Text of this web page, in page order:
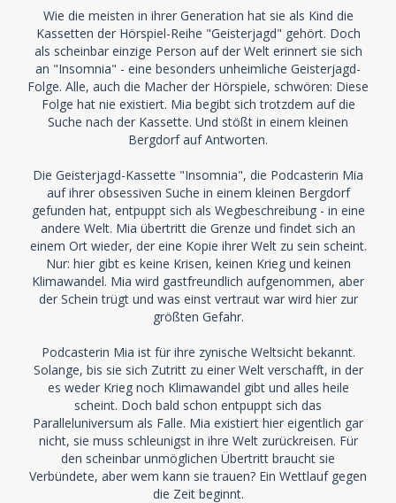
Wie die meisten in ihrer Generation hat sie als Kind die
Kassetten der Hörspiel-Reihe "Geisterjagd" gehört. Doch
als scheinbar einzige Person auf der Welt erinnert sie sich
an "Insomnia" - eine besonders unheimliche Geisterjagd-
Folge. Alle, auch die Macher der Hörspiele, schwören: Diese
Folge hat nie existiert. Mia begibt sich trotzdem auf die
Suche nach der Kassette. Und stößt in einem kleinen
Bergdorf auf Antworten.
Die Geisterjagd-Kassette "Insomnia", die Podcasterin Mia
auf ihrer obsessiven Suche in einem kleinen Bergdorf
gefunden hat, entpuppt sich als Wegbeschreibung - in eine
andere Welt. Mia übertritt die Grenze und findet sich an
einem Ort wieder, der eine Kopie ihrer Welt zu sein scheint.
Nur: hier gibt es keine Krisen, keinen Krieg und keinen
Klimawandel. Mia wird gastfreundlich aufgenommen, aber
der Schein trügt und was einst vertraut war wird hier zur
größten Gefahr.
Podcasterin Mia ist für ihre zynische Weltsicht bekannt.
Solange, bis sie sich Zutritt zu einer Welt verschafft, in der
es weder Krieg noch Klimawandel gibt und alles heile
scheint. Doch bald schon entpuppt sich das
Paralleluniversum als Falle. Mia existiert hier eigentlich gar
nicht, sie muss schleunigst in ihre Welt zurückreisen. Für
den scheinbar unmöglichen Übertritt braucht sie
Verbündete, aber wem kann sie trauen? Ein Wettlauf gegen
die Zeit beginnt.